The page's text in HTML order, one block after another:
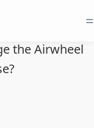
=
the Airwheel